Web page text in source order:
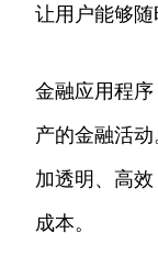
让用户能够随
金融应用程
产的金融活
加透明、高
成本。